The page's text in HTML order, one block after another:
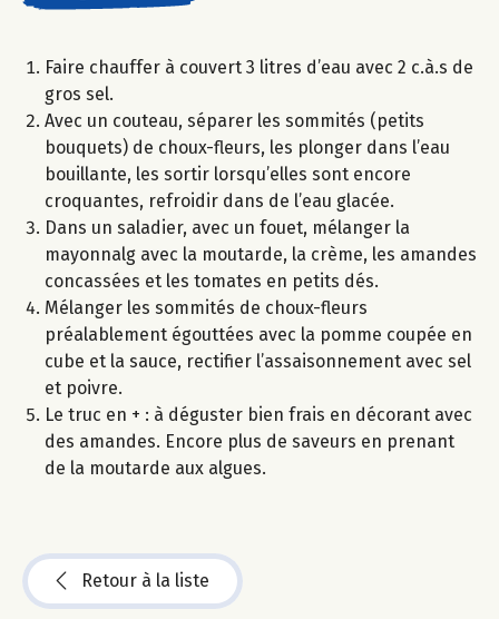
Faire chauffer à couvert 3 litres d’eau avec 2 c.à.s de
gros sel.
Avec un couteau, séparer les sommités (petits
bouquets) de choux-fleurs, les plonger dans l’eau
bouillante, les sortir lorsqu’elles sont encore
croquantes, refroidir dans de l’eau glacée.
Dans un saladier, avec un fouet, mélanger la
mayonnalg avec la moutarde, la crème, les amandes
concassées et les tomates en petits dés.
Mélanger les sommités de choux-fleurs
préalablement égouttées avec la pomme coupée en
cube et la sauce, rectifier l’assaisonnement avec sel
et poivre.
Le truc en + : à déguster bien frais en décorant avec
des amandes. Encore plus de saveurs en prenant
de la moutarde aux algues.
Retour à la liste